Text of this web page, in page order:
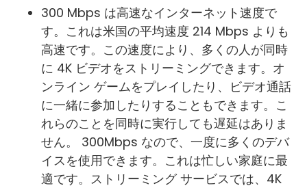
300 Mbps は高速なインターネット速度で
す。これは米国の平均速度 214 Mbps よりも
高速です。この速度により、多くの人が同時
に 4K ビデオをストリーミングできます。オ
ンライン ゲームをプレイしたり、ビデオ通話
に一緒に参加したりすることもできます。こ
れらのことを同時に実行しても遅延はありま
せん。 300Mbps なので、一度に多くのデバ
イスを使用できます。これは忙しい家庭に最
適です。ストリーミング サービスでは、4K